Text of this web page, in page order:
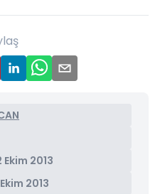
Ekim 2013
2013